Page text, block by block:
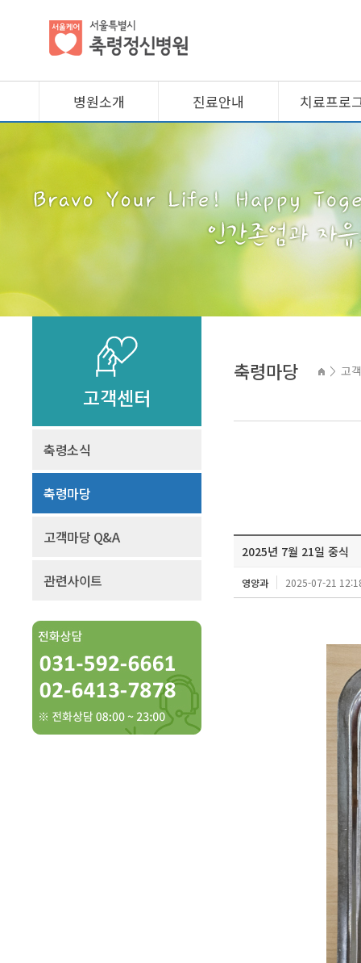
병원소개 진료안내 치료프로
고객센터
축령소식
축령마당
고객마당 Q&A
관련사이트
축령마당 > 고
2025년 7월 21일 중식
영양과 2025-07-21